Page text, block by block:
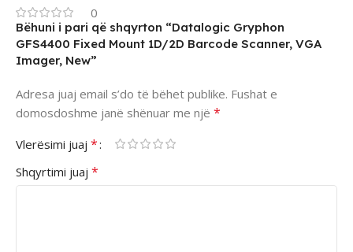
0
Bëhuni i pari që shqyrton “Datalogic Gryphon
GFS4400 Fixed Mount 1D/2D Barcode Scanner, VGA
Imager, New”
Adresa juaj email s’do të bëhet publike. Fushat e
domosdoshme janë shënuar me një *
Vlerësimi juaj *
Shqyrtimi juaj *